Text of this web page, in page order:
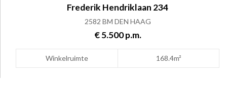
Frederik Hendriklaan 234
2582 BM DEN HAAG
€ 5.500 p.m.
Winkelruimte 168.4m²